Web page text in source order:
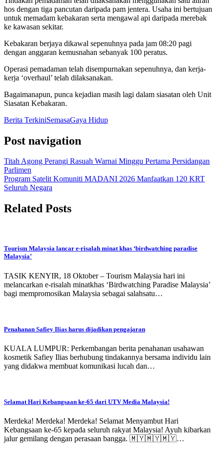
hos dengan tiga pancutan daripada pam jentera. Usaha ini bertujuan
untuk memadam kebakaran serta mengawal api daripada merebak
ke kawasan sekitar.
Kebakaran berjaya dikawal sepenuhnya pada jam 08:20 pagi
dengan anggaran kemusnahan sebanyak 100 peratus.
Operasi pemadaman telah disempurnakan sepenuhnya, dan kerja-
kerja ‘overhaul’ telah dilaksanakan.
Bagaimanapun, punca kejadian masih lagi dalam siasatan oleh Unit
Siasatan Kebakaran.
Berita TerkiniSemasaGaya Hidup
Post navigation
Titah Agong Perangi Rasuah Warnai Minggu Pertama Persidangan
Parlimen
Program Satelit Komuniti MADANI 2026 Manfaatkan 120 KRT
Seluruh Negara
Related Posts
Tourism Malaysia lancar e-risalah minat khas ‘birdwatching paradise
Malaysia’
TASIK KENYIR, 18 Oktober – Tourism Malaysia hari ini
melancarkan e-risalah minatkhas ‘Birdwatching Paradise Malaysia’
bagi mempromosikan Malaysia sebagai salahsatu…
Penahanan Safiey Ilias harus dijadikan pengajaran
KUALA LUMPUR: Perkembangan berita penahanan usahawan
kosmetik Safiey Ilias berhubung tindakannya bersama individu lain
yang didakwa membuat komunikasi lucah dan…
Selamat Hari Kebangsaan ke-65 dari UTV Media Malaysia!
Merdeka! Merdeka! Merdeka! Selamat Menyambut Hari
Kebangsaan ke-65 kepada seluruh rakyat Malaysia! Ayuh kibarkan
jalur gemilang dengan perasaan bangga. 🇲🇾🇲🇾🇲🇾…